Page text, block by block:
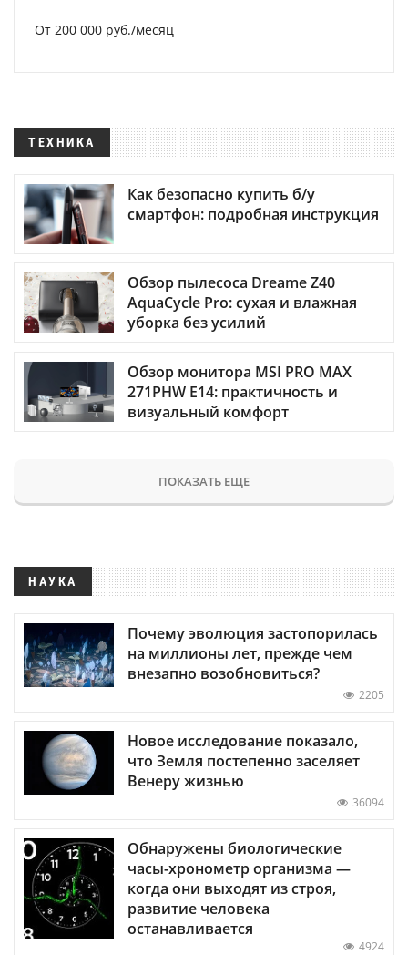
От 200 000 руб./месяц
ТЕХНИКА
Как безопасно купить б/у
смартфон: подробная инструкция
Обзор пылесоса Dreame Z40
AquaCycle Pro: сухая и влажная
уборка без усилий
Обзор монитора MSI PRO MAX
271PHW E14: практичность и
визуальный комфорт
ПОКАЗАТЬ ЕЩЕ
НАУКА
Почему эволюция застопорилась
на миллионы лет, прежде чем
внезапно возобновиться?
2205
Новое исследование показало,
что Земля постепенно заселяет
Венеру жизнью
36094
Обнаружены биологические
часы-хронометр организма —
когда они выходят из строя,
развитие человека
останавливается
4924